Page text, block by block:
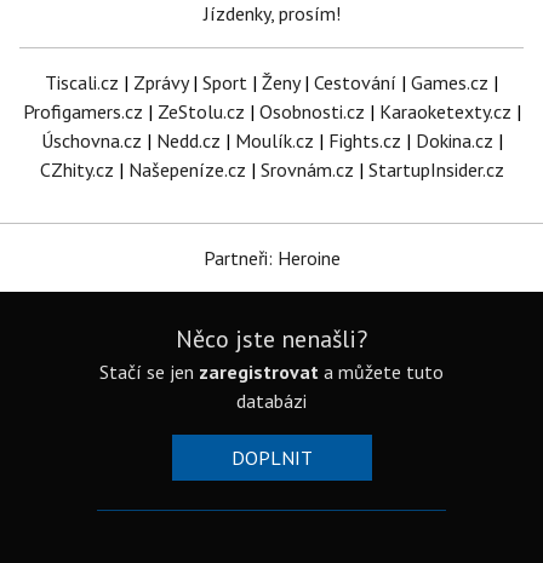
Jízdenky, prosím!
Tiscali.cz | Zprávy| Sport | Ženy| Cestování | Games.cz |
Profigamers.cz | ZeStolu.cz | Osobnosti.cz | Karaoketexty.cz |
Úschovna.cz | Nedd.cz | Moulík.cz | Fights.cz | Dokina.cz |
CZhity.cz | Našepeníze.cz | Srovnám.cz | StartupInsider.cz
Partneři: Heroine
Něco jste nenašli?
Stačí se jen zaregistrovat a můžete tuto
databázi
DOPLNIT